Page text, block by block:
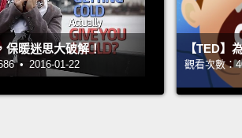
保暖迷思大破解！
• 2016-01-22
【TED】
觀看次數：